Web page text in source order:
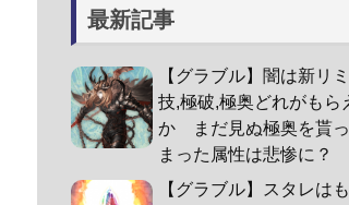
最新記事
【グラブル】闇は新リ
技,極破,極奥どれがもら
か まだ見ぬ極奥を貰
まった属性は悲惨に？
【グラブル】スタレは